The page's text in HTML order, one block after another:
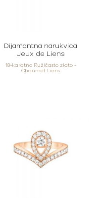
Dijamantna narukvica
Jeux de Liens
18-karatno Ružičasto zlato -
Chaumet Liens